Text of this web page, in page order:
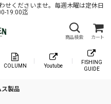
せくださいませ。毎週木曜は定休日
19:00迄
商品検索 カート
COLUMN Youtube
FISHING
GUIDE
製品